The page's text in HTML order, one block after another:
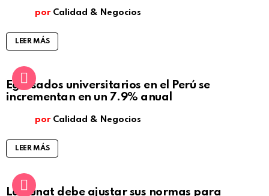
por Calidad & Negocios
LEER MÁS
Egresados universitarios en el Perú se
incrementan en un 7.9% anual
por Calidad & Negocios
LEER MÁS
La Sunat debe ajustar sus normas para